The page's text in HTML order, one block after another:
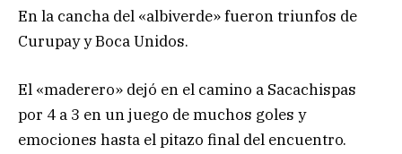
En la cancha del «albiverde» fueron triunfos de
Curupay y Boca Unidos.
El «maderero» dejó en el camino a Sacachispas
por 4 a 3 en un juego de muchos goles y
emociones hasta el pitazo final del encuentro.